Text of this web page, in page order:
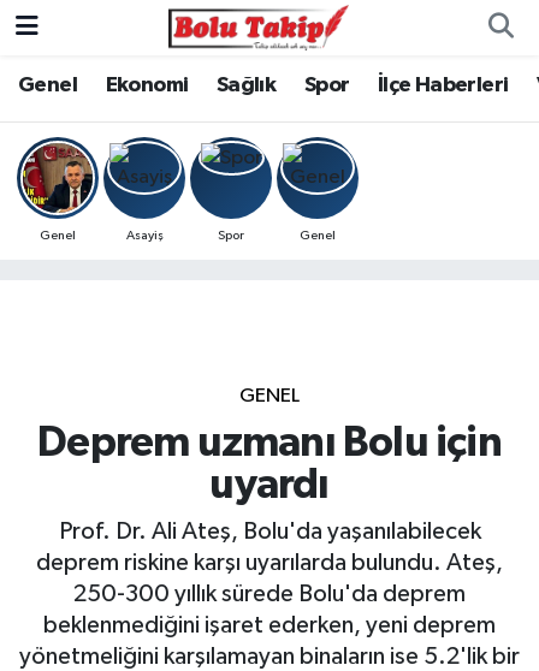
Genel Ekonomi Sağlık Spor İlçe Haberleri
Genel Asayiş Spor Genel
GENEL
Deprem uzmanı Bolu için
uyardı
Prof. Dr. Ali Ateş, Bolu'da yaşanılabilecek
deprem riskine karşı uyarılarda bulundu. Ateş,
250-300 yıllık sürede Bolu'da deprem
beklenmediğini işaret ederken, yeni deprem
yönetmeliğini karşılamayan binaların ise 5.2'lik bir